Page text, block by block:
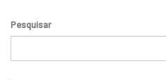
Pesquisar